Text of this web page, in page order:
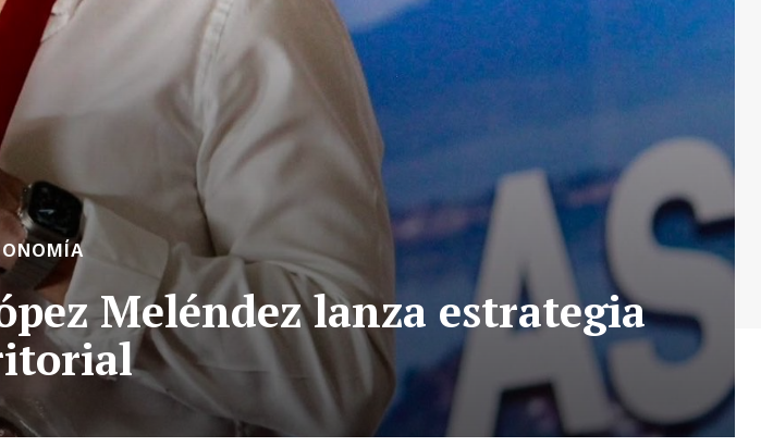
Meléndez lanza estrategia